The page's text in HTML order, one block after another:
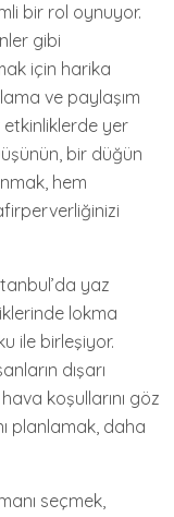
bir rol oynuyor.
gibi
için harika
ve paylaşım
yer
bir düğün
hem
yaz
lokma
ile birleşiyor.
dışarı
koşullarını göz
planlamak, daha
seçmek,